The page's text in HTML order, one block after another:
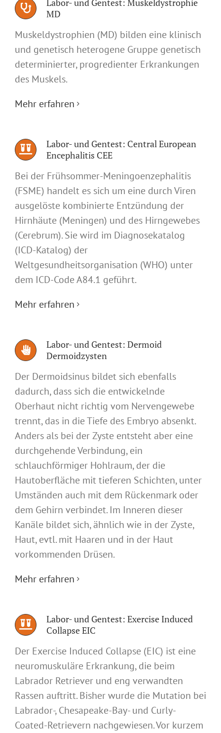
Labor- und Gentest: Muskeldystrophie
MD
Muskeldystrophien (MD) bilden eine klinisch
und genetisch heterogene Gruppe genetisch
determinierter, progredienter Erkrankungen
des Muskels.
Mehr erfahren
Labor- und Gentest: Central European
Encephalitis CEE
Bei der Frühsommer-Meningoenzephalitis
(FSME) handelt es sich um eine durch Viren
ausgelöste kombinierte Entzündung der
Hirnhäute (Meningen) und des Hirngewebes
(Cerebrum). Sie wird im Diagnosekatalog
(ICD-Katalog) der
Weltgesundheitsorganisation (WHO) unter
dem ICD-Code A84.1 geführt.
Mehr erfahren
Labor- und Gentest: Dermoid
Dermoidzysten
Der Dermoidsinus bildet sich ebenfalls
dadurch, dass sich die entwickelnde
Oberhaut nicht richtig vom Nervengewebe
trennt, das in die Tiefe des Embryo absenkt.
Anders als bei der Zyste entsteht aber eine
durchgehende Verbindung, ein
schlauchförmiger Hohlraum, der die
Hautoberfläche mit tieferen Schichten, unter
Umständen auch mit dem Rückenmark oder
dem Gehirn verbindet. Im Inneren dieser
Kanäle bildet sich, ähnlich wie in der Zyste,
Haut, evtl. mit Haaren und in der Haut
vorkommenden Drüsen.
Mehr erfahren
Labor- und Gentest: Exercise Induced
Collapse EIC
Der Exercise Induced Collapse (EIC) ist eine
neuromuskuläre Erkrankung, die beim
Labrador Retriever und eng verwandten
Rassen auftritt. Bisher wurde die Mutation bei
Labrador-, Chesapeake-Bay- und Curly-
Coated-Retrievern nachgewiesen. Vor kurzem